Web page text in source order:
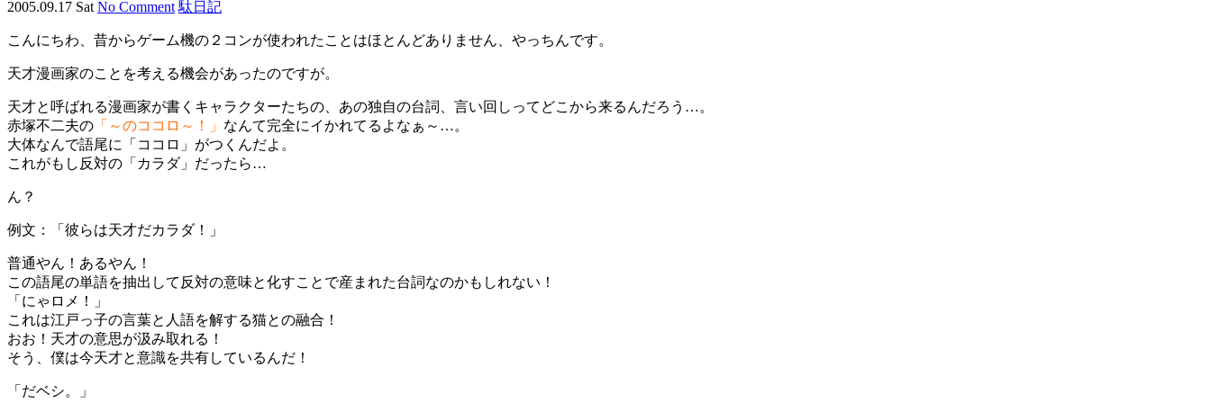
2005.09.17 Sat No Comment 駄日記
こんにちわ、昔からゲーム機の２コンが使われたことはほとんどありません、やっちんです。
天才漫画家のことを考える機会があったのですが。
天才と呼ばれる漫画家が書くキャラクターたちの、あの独自の台詞、言い回しってどこから来るんだろう…。
赤塚不二夫の 「～のココロ～！」 なんて完全にイかれてるよなぁ～…。
大体なんで語尾に「ココロ」がつくんだよ。
これがもし反対の「カラダ」だったら…
ん？
例文：「彼らは天才だカラダ！」
普通やん！あるやん！
この語尾の単語を抽出して反対の意味と化すことで産まれた台詞なのかもしれない！
「にゃロメ！」
これは江戸っ子の言葉と人語を解する猫との融合！
おお！天才の意思が汲み取れる！
そう、僕は今天才と意識を共有しているんだ！
「だベシ。」